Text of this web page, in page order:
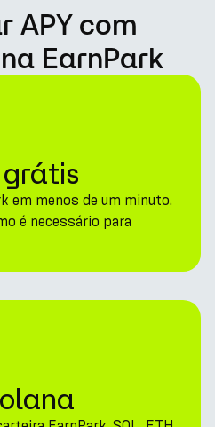
APY com
EarnPark
em menos de um minuto.
é necessário para